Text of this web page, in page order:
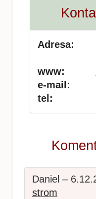
Adresa:
www:
e-mail:
tel:
Daniel –
strom